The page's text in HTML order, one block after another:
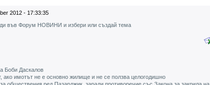
2012 - 17:33:35
във Форум НОВИНИ и избери или създай тема
Боби Даскалов
имотът не е основно жилище и не се ползва целогодишно